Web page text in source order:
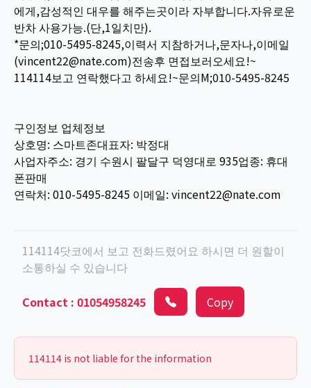
에게,감성적인 대우를 해주는곳이라 자부합니다.자유로운
반차 사용가능.(단,1일치만).
*문의;010-5495-8245,이력서 지참하거나,문자나,이메일
(vincent22@nate.com)전송후 면접보러오세요!~
114114보고 연락했다고 하세요!~문의M;010-5495-8245
구인정보 업체정보
상호명: 스마트존대표자: 박정대
사업자주소: 경기 수원시 팔달구 덕영대로 935업종: 휴대
폰판매
연락처: 010-5495-8245 이메일: vincent22@nate.com
114114닷코에서 보고 전화드렸어요 하시면 더 원할이
소통하실 수 있습니다
Contact : 01054958245 Copy
114114 is not liable for the information